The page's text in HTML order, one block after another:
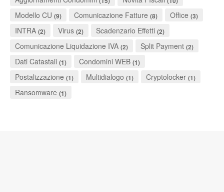
Modello CU (9) Comunicazione Fatture (8) Office (3)
INTRA (2) Virus (2) Scadenzario Effetti (2)
Comunicazione Liquidazione IVA (2) Split Payment (2)
Dati Catastali (1) Condomini WEB (1)
Postalizzazione (1) Multidialogo (1) Cryptolocker (1)
Ransomware (1)